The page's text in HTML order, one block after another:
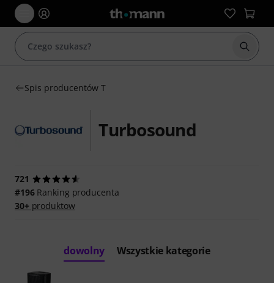
Spis producentów T
Turbosound
721
#196Ranking producenta
30+produktow
dowolny Wszystkie kategorie